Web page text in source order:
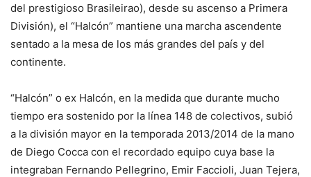
del prestigioso Brasileirao), desde su ascenso a Primera
División), el “Halcón” mantiene una marcha ascendente
sentado a la mesa de los más grandes del país y del
continente.
“Halcón” o ex Halcón, en la medida que durante mucho
tiempo era sostenido por la línea 148 de colectivos, subió
a la división mayor en la temporada 2013/2014 de la mano
de Diego Cocca con el recordado equipo cuya base la
integraban Fernando Pellegrino, Emir Faccioli, Juan Tejera,